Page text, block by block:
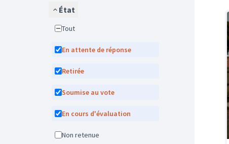
État
Tout
En attente de réponse
Retirée
Soumise au vote
En cours d'évaluation
Non retenue